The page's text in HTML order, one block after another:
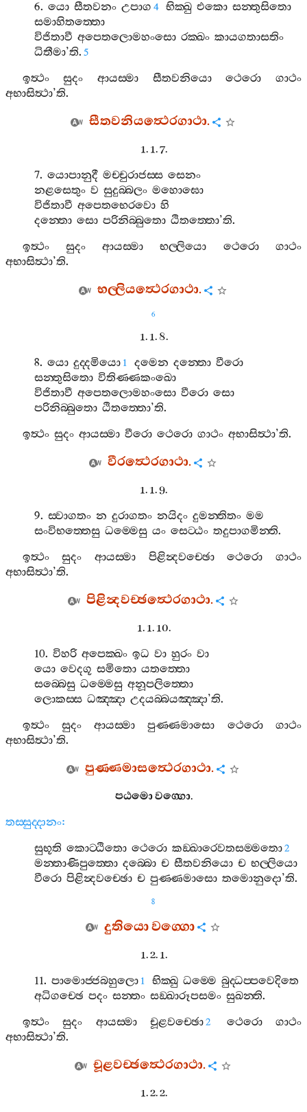
6.යො සීතවනං උපාග 4 භික‍්ඛු එකො සන‍්තුසිතො
සමාහිතත‍්තො
විජිතාවී අපෙතලොමහංසො රක‍්ඛං කායගතාසතිං
ධිතීමා’ති. 5
ඉත්‍ථං සුදං ආයස‍්මා සීතවනියො ථෙරො
ගාථං
අභාසිත්‍ථා’ති.
සීතවනියත්‍ථෙරගාථා.
1. 1. 7.
7.යොපානුදී මච‍්චුරාජස‍්ස සෙනං
නළසෙතුං ව සුදුබ‍්බලං මහොඝො
විජිතාවී අපෙතභෙරවො හි
දන‍්තො සො පරිනිබ‍්බුතො ඨිතත‍්තො’ති.
ඉත්‍ථං
සුදං ආයස‍්මා භල‍්ලියො ථෙරො
ගාථං
අභාසිත්‍ථා’ති.
භල‍්ලියත්‍ථෙරගාථා.
6
1. 1. 8.
8.යො දුද‍්දමියො 1 දමෙන දන‍්තො වීරො
සන‍්තුසිතො විතිණ‍්ණකංඛො
විජිතාවී අපෙතලොමහංසො වීරො සො
පරිනිබ‍්බුතො ඨිතත‍්තො’ති.
ඉත්‍ථං සුදං ආයස‍්මා වීරො ථෙරො ගාථං අභාසිත්‍ථා’ති.
වීරත්‍ථෙරගාථා.
1. 1. 9.
9.ස‍්වාගතං න දුරාගතං නයිදං දුමන‍්තිතං මම
සංවිභත‍්තෙසු ධම‍්මෙසු යං සෙට‍්ඨං තදුපාගමින‍්ති.
ඉත්‍ථං
සුදං ආයස‍්මා පිළින්‍දවච‍්ඡො ථෙරො
ගාථං
අභාසිත්‍ථා’ති.
පිළින්‍දවච‍්ඡත්‍ථෙරගාථා.
1. 1. 10.
10.විහරි අපෙක‍්ඛං ඉධ වා හුරං වා
යො වෙදගූ සමිතො යතත‍්තො
සබ‍්බෙසු ධම‍්මෙසු අනූපලිත‍්තො
ලොකස‍්ස ධඤ‍්ඤා උදයබ‍්බයඤ‍්ඤා’ති.
ඉත්‍ථං
සුදං ආයස‍්මා පුණ‍්ණමාසො ථෙරො
ගාථං
අභාසිත්‍ථා’ති.
පුණ‍්ණමාසත්‍ථෙරගාථා.
පඨමොවග‍්ගො.
තස‍්සුද‍්දානං:
සුභූති කොට‍්ඨිතො ථෙරො කඞ‍්ඛාරෙවතසම‍්මතො2
මන‍්තාණිපුත‍්තො දබ‍්බො ච සීතවනියො ච භල‍්ලියො
වීරො පිළින්‍දවච‍්ඡො ච පුණ‍්ණමාසො තමොනුදො’ති.
8
දුතියොවග‍්ගො
1. 2. 1.
11.පාමොජ‍්ජබහුලො 1 භික‍්ඛු ධම‍්මෙ බුද‍්ධප‍්පවෙදිතෙ
අධිගච‍්ඡෙ පදං සන‍්තං සඞ‍්ඛාරූපසමං සුඛන‍්ති.
ඉත්‍ථං
සුදං ආයස‍්මා චූළවච‍්ඡො2 ථෙරො
ගාථං
අභාසිත්‍ථා’ති.
චූළවච‍්ඡත්‍ථෙරගාථා.
1. 2. 2.